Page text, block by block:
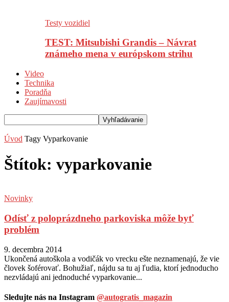
Testy vozidiel
TEST: Mitsubishi Grandis – Návrat
známeho mena v európskom strihu
Video
Technika
Poradňa
Zaujímavosti
Úvod Tagy Vyparkovanie
Štítok: vyparkovanie
Novinky
Odísť z poloprázdneho parkoviska môže byť
problém
9. decembra 2014
Ukončená autoškola a vodičák vo vrecku ešte neznamenajú, že vie
človek šoférovať. Bohužiaľ, nájdu sa tu aj ľudia, ktorí jednoducho
nezvládajú ani jednoduché vyparkovanie...
Sledujte nás na Instagram @autogratis_magazin